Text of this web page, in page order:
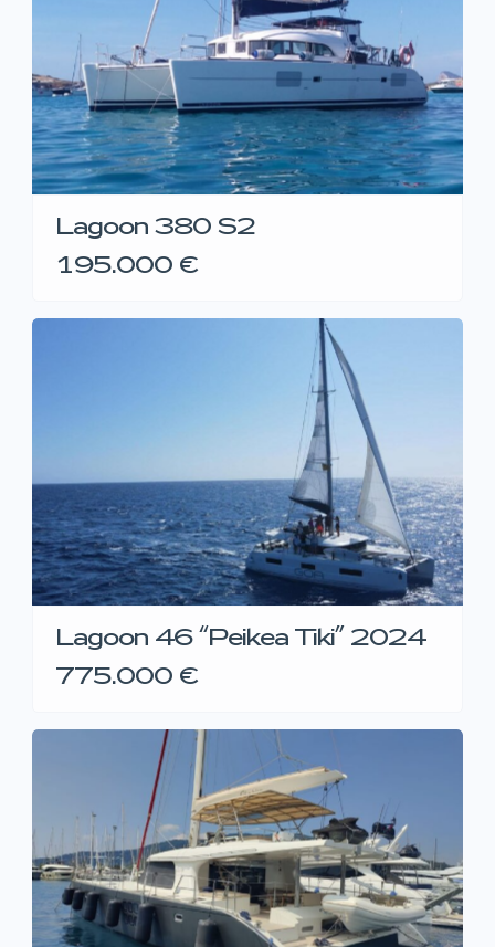
Lagoon 380 S2
195.000 €
Lagoon 46 “Peikea Tiki” 2024
775.000 €